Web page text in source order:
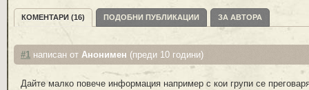
КОМЕНТАРИ (16) ПОДОБНИ ПУБЛИКАЦИИ ЗА АВТОРА
#1 написан от Анонимен (преди 10 години)
Дайте малко повече информация например с кои групи се